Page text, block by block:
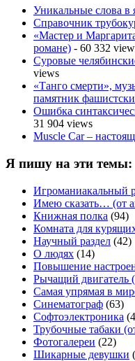
Уникальные слова в
Справочник
«Мастер и
романе) - 60 332
Суровые
views
«Танго смерти»,
памятник
Ошибка
31 904 views
Muscle Car –
Я пишу на эти темы:
Игроманиакальный
Имею сказать… (от
Книжная полка (94)
Комната для
Научный раздел (42)
О людях (14)
Повышение
Рычащий двигатель
Самая упрямая в
Синематограф (63)
Софтоэлектроника
Трубочные табаки
Фотогалереи (22)
Шикарные девушки